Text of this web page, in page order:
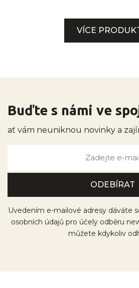
VÍCE
Buďte s námi ve
ať vám neuniknou novinky a
Uvedením e-mailové adresy dáváte
osobních údajů pro účely odběru
můžete kdykoliv